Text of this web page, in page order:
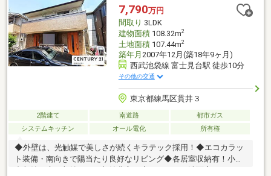
限されます■ ご希望の住まい探しをお手伝いします
━━━━━・・・物件の詳細・ご相談はお気軽にお問い合わせく
ださい。
7,790万円
間取り 3LDK
建物面積108.32m2
土地面積107.44m2
築年月 2007年12月(築18年9ヶ月)
西武池袋線 富士見台駅 徒歩10分
その他の交通
東京都練馬区貫井３
2階建て 南道路
都市ガス
システムキッチン
オール電化 所有権
◆外壁は、光触媒で美しさが続くキラテック採用！◆エコカラッ
ト装備・南向きで陽当たり良好なリビング◆各居室収納有！小屋